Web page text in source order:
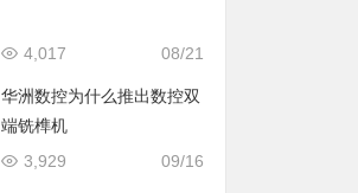
08/21
4,017
华洲数控为什么推出数控双
端铣榫机
09/16
3,929